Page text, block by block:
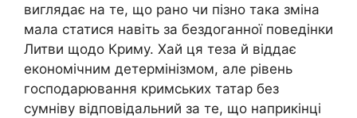
виглядає на те, що рано чи пізно така зміна
мала статися навіть за бездоганної поведінки
Литви щодо Криму. Хай ця теза й віддає
економічним детермінізмом, але рівень
господарювання кримських татар без
сумніву відповідальний за те, що наприкінці